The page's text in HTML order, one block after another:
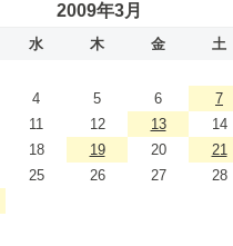
2009年3月
水 木 金 土
4 5 6 7
11 12 13 14
18 19 20 21
25 26 27 28